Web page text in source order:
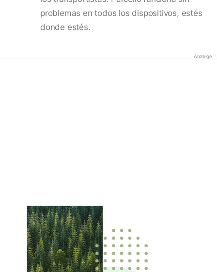
problemas en todos los dispositivos, estés
donde estés.
Anzeige